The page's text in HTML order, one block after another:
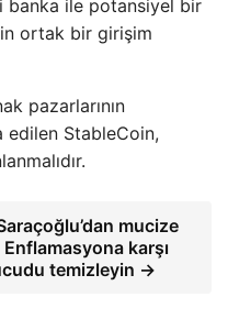
banka ile potansiyel bir
ortak bir girişim
pazarlarının
edilen StableCoin,
mucize
karşı
temizleyin →